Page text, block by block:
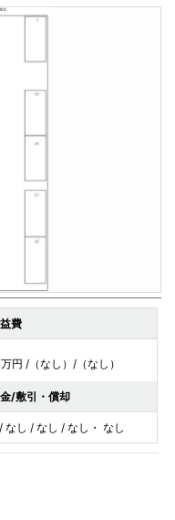
費
万円 /（なし）/（なし）
/敷引・償却
し / なし / なし・ なし